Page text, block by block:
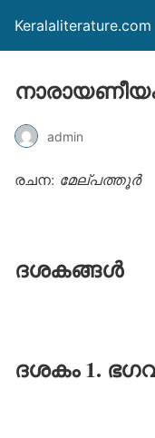
Keralaliterature.com
admin
രചന: മേല്പത്തൂര്‍
ദശകങ്ങൾ
ദശകം 1.